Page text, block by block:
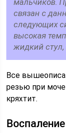
мальчиков.
связан с
следующих
высокая
жидкий стул,
Все
резью при
кряхтит.
Воспаление